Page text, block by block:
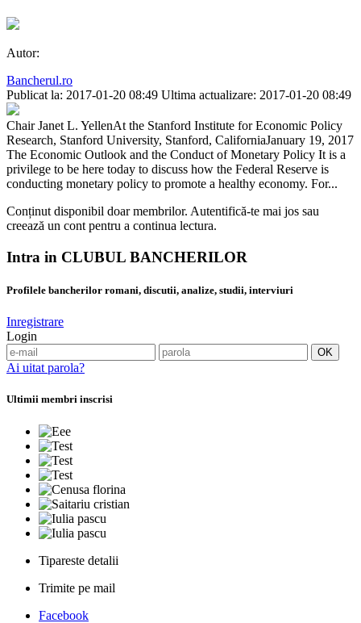
Autor:
Bancherul.ro
Publicat la: 2017-01-20 08:49 Ultima actualizare: 2017-01-20 08:49
Chair Janet L. YellenAt the Stanford Institute for Economic Policy
Research, Stanford University, Stanford, CaliforniaJanuary 19, 2017
The Economic Outlook and the Conduct of Monetary Policy It is a
privilege to be here today to discuss how the Federal Reserve is
conducting monetary policy to promote a healthy economy. For...
Conținut disponibil doar membrilor. Autentifică-te mai jos sau
creează un cont pentru a continua lectura.
Intra in CLUBUL BANCHERILOR
Profilele bancherilor romani, discutii, analize, studii, interviuri
Inregistrare
Login
Ai uitat parola?
Ultimii membri inscrisi
Tipareste detalii
Trimite pe mail
Facebook